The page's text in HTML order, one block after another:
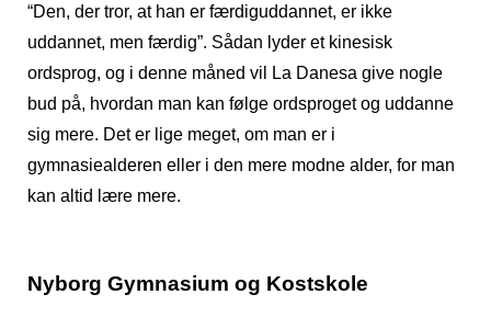
“Den, der tror, at han er færdiguddannet, er ikke
uddannet, men færdig”. Sådan lyder et kinesisk
ordsprog, og i denne måned vil La Danesa give nogle
bud på, hvordan man kan følge ordsproget og uddanne
sig mere. Det er lige meget, om man er i
gymnasiealderen eller i den mere modne alder, for man
kan altid lære mere.
Nyborg Gymnasium og Kostskole